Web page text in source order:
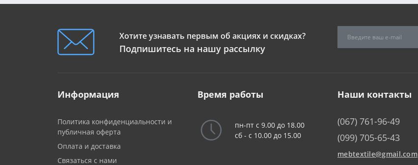
Хотите узнавать первым об акциях и скидках?
Подпишитесь на нашу рассылку
Информация
Политика конфиденциальности и
публичная оферта
Оплата и доставка
Связаться с нами
Время работы
пн-пт с 9.00 до 18.00
сб - c 10.00 до 15.00
Наши контакты
(067) 761-96-49
(099) 705-65-43
mebtextile@gmail.com